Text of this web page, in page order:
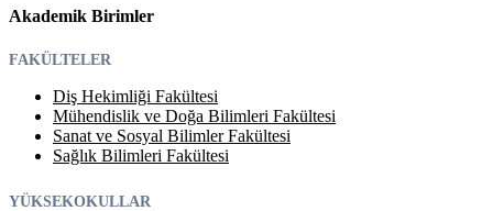
Akademik Birimler
FAKÜLTELER
Diş Hekimliği Fakültesi
Mühendislik ve Doğa Bilimleri Fakültesi
Sanat ve Sosyal Bilimler Fakültesi
Sağlık Bilimleri Fakültesi
YÜKSEKOKULLAR